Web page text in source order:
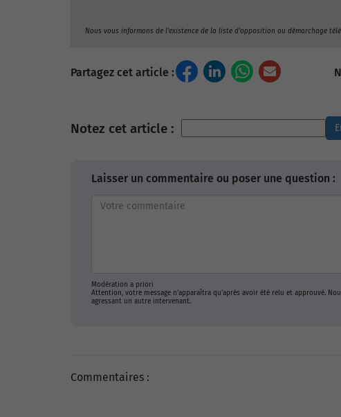
Nous vous informons de l'existence de la liste d'opposition au démarchage
Partagez cet article :
Notez cet article :
Laisser un commentaire ou poser une question :
Modération a priori
Attention, votre message n’apparaîtra qu’après avoir été relu et approuvé.
agressant un autre intervenant.
Commentaires :